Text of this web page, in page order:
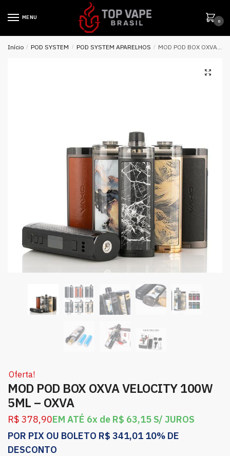
MENU
0
Início / POD SYSTEM / POD SYSTEM APARELHOS / MOD POD BOX OXVA VELOCITY 100W 5ML – OXVA
Oferta!
MOD POD BOX OXVA VELOCITY 100W
5ML – OXVA
R$ 378,90EM ATÉ 6x de R$ 63,15 S/ JUROS
POR PIX OU BOLETO R$ 341,01 10% DE
DESCONTO